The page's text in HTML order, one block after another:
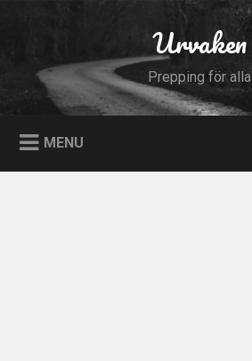
Urvaken
Prepping för alla
MENU